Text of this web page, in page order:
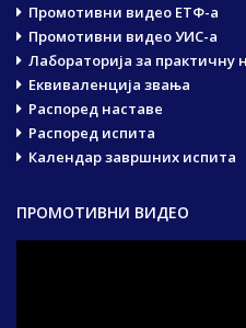
Промотивни видео ЕТФ-а
Промотивни видео УИС-а
Лабораторија за практичну
Еквиваленција звања
Распоред наставе
Распоред испита
Календар завршних испита
ПРОМОТИВНИ ВИДЕО